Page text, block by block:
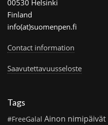
00530 Helsinki
Finland
info(at)suomenpen.fi
Contact information
Saavutettavuusseloste
Tags
#FreeGalal Ainon nimipäivät